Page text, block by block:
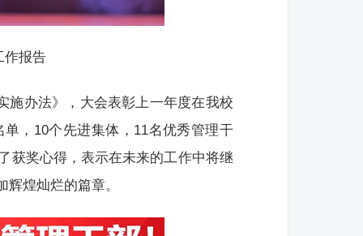
作报告
施办法》，大会表彰上一年度在我校
，10个先进集体，11名优秀管理干
获奖心得，表示在未来的工作中将继
煌灿烂的篇章。